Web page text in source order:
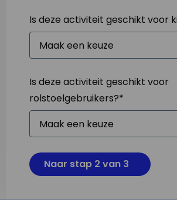
Is deze activiteit geschikt voor
Is deze activiteit geschikt voor
rolstoelgebruikers?*